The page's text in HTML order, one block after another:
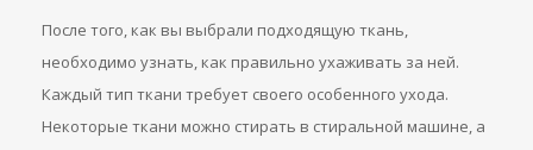
После того, как вы выбрали подходящую ткань,
необходимо узнать, как правильно ухаживать за ней.
Каждый тип ткани требует своего особенного ухода.
Некоторые ткани можно стирать в стиральной машине, а